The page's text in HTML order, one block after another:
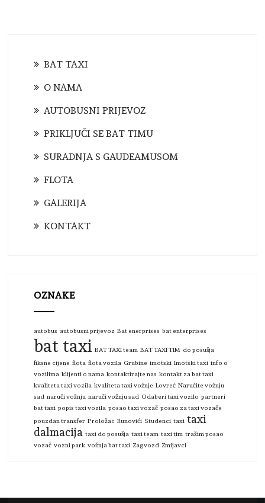
BAT TAXI
O NAMA
AUTOBUSNI PRIJEVOZ
PRIKLJUČI SE BAT TIMU
SURADNJA S GAUDEAMUSOM
FLOTA
GALERIJA
KONTAKT
OZNAKE
autobus autobusni prijevoz Bat enerprises bat enterprises
bat taxi BAT TAXI team BAT TAXI TIM do posušja
fiksne cijene flota flota vozila Grubine imotski Imotski taxi info o
vozilima klijenti o nama kontaktirajte nas kontakt za bat taxi
kvaliteta taxi vozila kvaliteta taxi vožnje Lovreć Naručite vožnju
sad naruči vožnju naruči vožnju sad Odaberi taxi vozilo partneri
bat taxi popis taxi vozila posao taxi vozač posao za taxi vozače
pouzdan transfer Proložac Runovići Studenci taxi taxi
dalmacija taxi do posušja taxi team taxi tim tražim posao
vozač vozni park vožnja bat taxi Zagvozd Zmijavci